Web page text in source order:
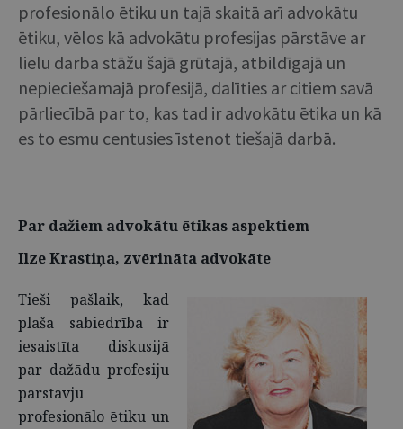
profesionālo ētiku un tajā skaitā arī advokātu
ētiku, vēlos kā advokātu profesijas pārstāve ar
lielu darba stāžu šajā grūtajā, atbildīgajā un
nepieciešamajā profesijā, dalīties ar citiem savā
pārliecībā par to, kas tad ir advokātu ētika un kā
es to esmu centusies īstenot tiešajā darbā.
Par dažiem advokātu ētikas aspektiem
Ilze Krastiņa, zvērināta advokāte
Tieši pašlaik, kad
plaša sabiedrība ir
iesaistīta diskusijā
par dažādu profesiju
pārstāvju
profesionālo ētiku un